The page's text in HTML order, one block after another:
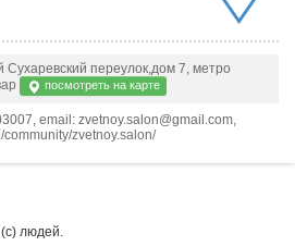
переулок,дом 7, метро
посмотреть на карте
email: zvetnoy.salon@gmail.com,
community/zvetnoy.salon/
(с) людей.